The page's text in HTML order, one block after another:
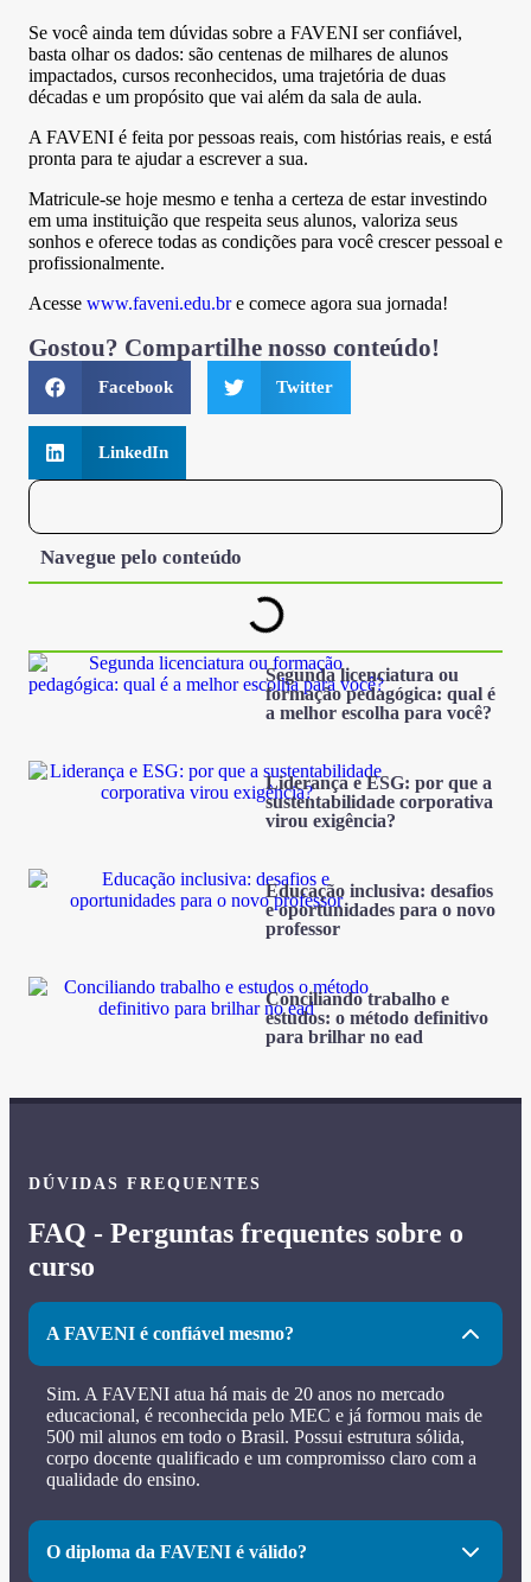
Se você ainda tem dúvidas sobre a FAVENI ser confiável,
basta olhar os dados: são centenas de milhares de alunos
impactados, cursos reconhecidos, uma trajetória de duas
décadas e um propósito que vai além da sala de aula.
A FAVENI é feita por pessoas reais, com histórias reais, e está
pronta para te ajudar a escrever a sua.
Matricule-se hoje mesmo e tenha a certeza de estar investindo
em uma instituição que respeita seus alunos, valoriza seus
sonhos e oferece todas as condições para você crescer pessoal e
profissionalmente.
Acesse www.faveni.edu.bre comece agora sua jornada!
Gostou? Compartilhe nosso conteúdo!
Facebook Twitter
LinkedIn
Navegue pelo conteúdo
Segunda licenciatura ou
formação pedagógica: qual é
a melhor escolha para você?
Liderança e ESG: por que a
sustentabilidade corporativa
virou exigência?
Educação inclusiva: desafios
e oportunidades para o novo
professor
Conciliando trabalho e
estudos: o método definitivo
para brilhar no ead
DÚVIDAS FREQUENTES
FAQ - Perguntas frequentes sobre o
curso
A FAVENI é confiável mesmo?
Sim. A FAVENI atua há mais de 20 anos no mercado
educacional, é reconhecida pelo MEC e já formou mais de
500 mil alunos em todo o Brasil. Possui estrutura sólida,
corpo docente qualificado e um compromisso claro com a
qualidade do ensino.
O diploma da FAVENI é válido?